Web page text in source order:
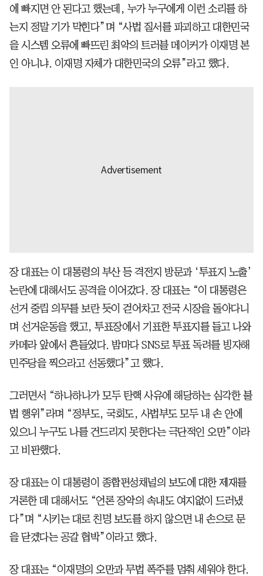
에 빠지면 안 된다고 했는데, 누가 누구에게 이런 소리를 하
는지 정말 기가 막힌다”며 “사법 질서를 파괴하고 대한민국
을 시스템 오류에 빠뜨린 최악의 트러블 메이커가 이재명 본
인 아니냐. 이재명 자체가 대한민국의 오류”라고 했다.
장 대표는 이 대통령의 부산 등 격전지 방문과 ‘투표지 노출’
논란에 대해서도 공격을 이어갔다. 장 대표는 “이 대통령은
선거 중립 의무를 보란 듯이 걷어차고 전국 시장을 돌아다니
며 선거운동을 했고, 투표장에서 기표한 투표지를 들고 나와
카메라 앞에서 흔들었다. 밤마다 SNS로 투표 독려를 빙자해
민주당을 찍으라고 선동했다”고 했다.
그러면서 “하나하나가 모두 탄핵 사유에 해당하는 심각한 불
법 행위”라며 “정부도, 국회도, 사법부도 모두 내 손 안에
있으니 누구도 나를 건드리지 못한다는 극단적인 오만”이라
고 비판했다.
장 대표는 이 대통령이 종합편성채널의 보도에 대한 제재를
거론한 데 대해서도 “언론 장악의 속내도 여지없이 드러냈
다”며 “시키는 대로 친명 보도를 하지 않으면 내 손으로 문
을 닫겠다는 공갈 협박”이라고 했다.
장 대표는 “이재명의 오만과 무법 폭주를 멈춰 세워야 한다.